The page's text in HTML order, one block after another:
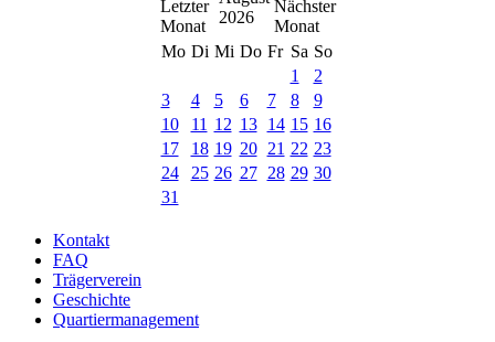
2026
Mo Di Mi Do Fr Sa So
1
2
3
4 5 6 7 8
9
10
11 12 13 14 15 16
17
18 19 20 21 22 23
24
25 26 27 28 29 30
31
Kontakt
FAQ
Trägerverein
Geschichte
Quartiermanagement